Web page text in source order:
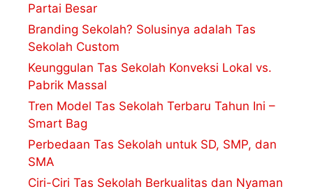
Partai Besar
Branding Sekolah? Solusinya adalah Tas
Sekolah Custom
Keunggulan Tas Sekolah Konveksi Lokal vs.
Pabrik Massal
Tren Model Tas Sekolah Terbaru Tahun Ini –
Smart Bag
Perbedaan Tas Sekolah untuk SD, SMP, dan
SMA
Ciri-Ciri Tas Sekolah Berkualitas dan Nyaman